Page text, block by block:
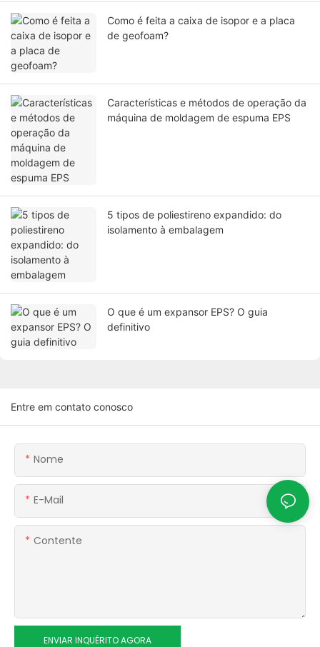
Como é feita a caixa de isopor e a placa
de geofoam?
Características e métodos de operação da
máquina de moldagem de espuma EPS
5 tipos de poliestireno expandido: do
isolamento à embalagem
O que é um expansor EPS? O guia
definitivo
Entre em contato conosco
Nome
E-Mail
Contente
ENVIAR INQUÉRITO AGORA